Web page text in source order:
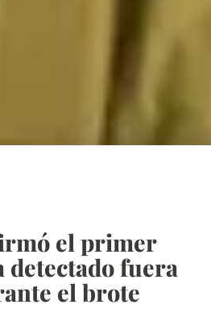
el primer
detectado fuera
el brote